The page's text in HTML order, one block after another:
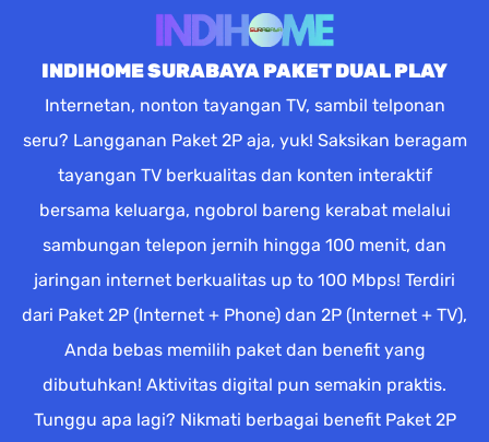
INDIHOME SURABAYA PAKET DUAL PLAY
Internetan, nonton tayangan TV, sambil telponan
seru? Langganan Paket 2P aja, yuk! Saksikan beragam
tayangan TV berkualitas dan konten interaktif
bersama keluarga, ngobrol bareng kerabat melalui
sambungan telepon jernih hingga 100 menit, dan
jaringan internet berkualitas up to 100 Mbps! Terdiri
dari Paket 2P (Internet + Phone) dan 2P (Internet + TV),
Anda bebas memilih paket dan benefit yang
dibutuhkan! Aktivitas digital pun semakin praktis.
Tunggu apa lagi? Nikmati berbagai benefit Paket 2P